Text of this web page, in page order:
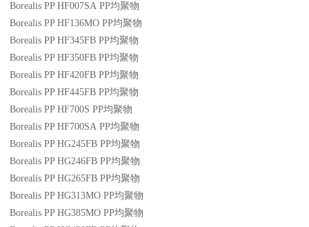
Borealis PP HF007SA PP均聚物
Borealis PP HF136MO PP均聚物
Borealis PP HF345FB PP均聚物
Borealis PP HF350FB PP均聚物
Borealis PP HF420FB PP均聚物
Borealis PP HF445FB PP均聚物
Borealis PP HF700S PP均聚物
Borealis PP HF700SA PP均聚物
Borealis PP HG245FB PP均聚物
Borealis PP HG246FB PP均聚物
Borealis PP HG265FB PP均聚物
Borealis PP HG313MO PP均聚物
Borealis PP HG385MO PP均聚物